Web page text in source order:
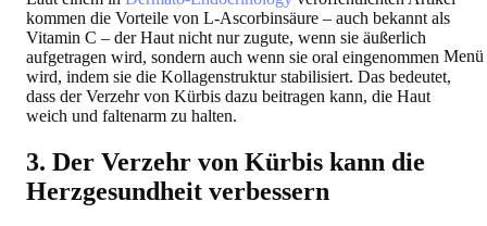
Menü
kommen die Vorteile von L-Ascorbinsäure – auch bekannt als
Vitamin C – der Haut nicht nur zugute, wenn sie äußerlich
aufgetragen wird, sondern auch wenn sie oral eingenommen
wird, indem sie die Kollagenstruktur stabilisiert. Das bedeutet,
dass der Verzehr von Kürbis dazu beitragen kann, die Haut
weich und faltenarm zu halten.
3. Der Verzehr von Kürbis kann die
Herzgesundheit verbessern